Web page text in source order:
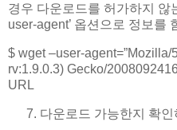
경우 다운로드를 허가하지 않
user-agent’ 옵션으로 정보를
$ wget –user-
rv:1.9.0.3) Gecko/
URL
다운로드 가능한지 확인